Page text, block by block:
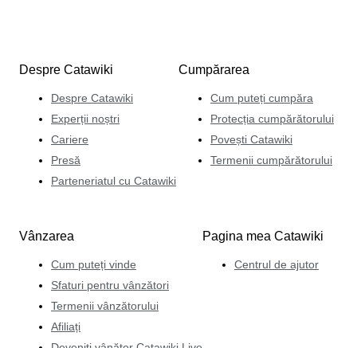
Despre Catawiki
Despre Catawiki
Experții noștri
Cariere
Presă
Parteneriatul cu Catawiki
Cumpărarea
Cum puteți cumpăra
Protecția cumpărătorului
Povești Catawiki
Termenii cumpărătorului
Vânzarea
Cum puteți vinde
Sfaturi pentru vânzători
Termenii vânzătorului
Afiliați
Pagina mea Catawiki
Centrul de ajutor